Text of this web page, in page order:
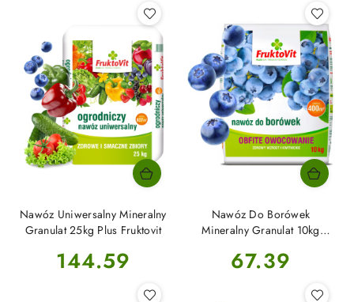
Nawóz Uniwersalny Mineralny
Granulat 25kg Plus Fruktovit
Cena:
144.59
Nawóz Do Borówek
Mineralny Granulat 10kg
Cena:
67.39